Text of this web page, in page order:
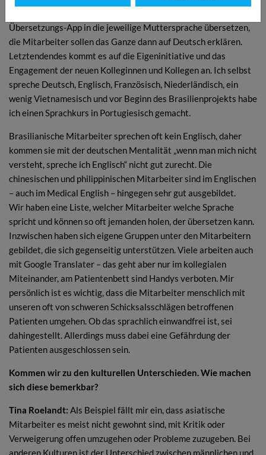
Übersetzungs-App in die jeweilige Muttersprache übersetzen,
die Mitarbeiter sollen das Ganze dann auf Deutsch erklären.
Letztendendes kommt es auf die Eigeninitiative und das
Engagement der neuen Kolleginnen und Kollegen an. Ich selbst
spreche Deutsch, Englisch, Französisch, Niederländisch, ein
wenig Vietnamesisch und vor Beginn des Brasilienprojekts habe
ich einen Sprachkurs in Portugiesisch gemacht.
Brasilianische Mitarbeiter sprechen oft kein Englisch, daher
kommen sie mit der deutschen Mentalität „wenn man mich nicht
versteht, spreche ich Englisch“ nicht gut zurecht. Die
chinesischen und philippinischen Mitarbeiter sind im Englischen
– auch im Medical English – hingegen sehr gut ausgebildet.
Wir haben eine Liste, welcher Mitarbeiter welche Sprache
spricht und können so oft jemanden holen, der übersetzen kann.
Inzwischen haben sich eigene Gruppen unter den Mitarbeitern
gebildet, die sich gegenseitig unterstützen. Viele arbeiten auch
mit Google Translater – das geht aber nur im kollegialen
Miteinander, am Patientenbett sind Handys verboten. Mir
persönlich ist es wichtig, dass die Mitarbeiter menschlich mit
unseren oft von schweren Schicksalsschlägen betroffenen
Patienten umgehen. Ob das sprachlich einwandfrei ist, sei
dahingestellt. Allerdings muss dabei eine Gefährdung der
Patienten ausgeschlossen sein.
Kommen wir zu den kulturellen Unterschieden. Wie machen
sich diese bemerkbar?
Tina Roelandt: Als Beispiel fällt mir ein, dass asiatische
Mitarbeiter es meist nicht gewohnt sind, mit Kritik oder
Verweigerung offen umzugehen oder Probleme zuzugeben. Bei
anderen Kulturen ist der Unterschied zwischen männlichen und